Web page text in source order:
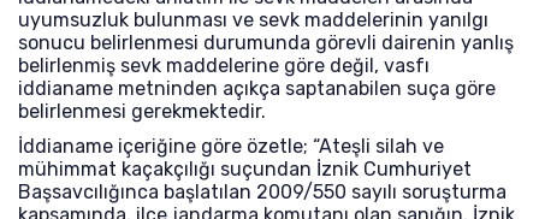
uyumsuzluk bulunması ve sevk maddelerinin yanılgı
sonucu belirlenmesi durumunda görevli dairenin yanlış
belirlenmiş sevk maddelerine göre değil, vasfı
iddianame metninden açıkça saptanabilen suça göre
belirlenmesi gerekmektedir.
İddianame içeriğine göre özetle; “Ateşli silah ve
mühimmat kaçakçılığı suçundan İznik Cumhuriyet
Başsavcılığınca başlatılan 2009/550 sayılı soruşturma